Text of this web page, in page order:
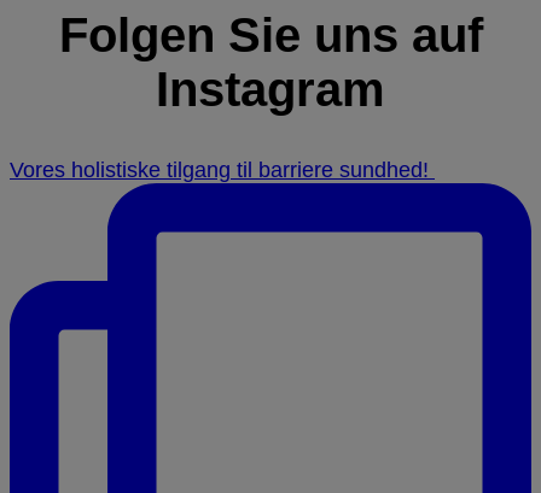
Folgen Sie uns auf
Instagram
Vores holistiske tilgang til barriere sundhed! ⁠